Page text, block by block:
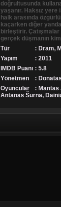
doğrultusunda
yaşanır. Haksız
halk arasında
kaçarken diğer
birleştirir.
gerçek düşmanın
Tür
: Dram,
Yapım
: 2011
IMDB Puanı : 5.8
Yönetmen
:
Oyuncular
: Mantas
Antanas Šurna,